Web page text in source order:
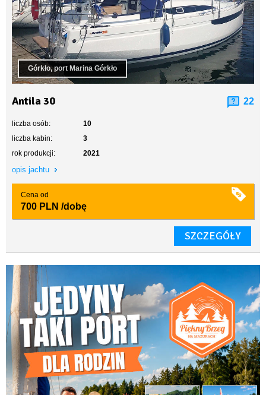
Górkło, port Marina Górkło
Antila 30 22
liczba osób:
10
liczba kabin:
3
rok produkcji:
2021
opis jachtu
Cena od
700 PLN /dobę
SZCZEGÓŁY